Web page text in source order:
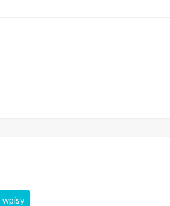
wpisy